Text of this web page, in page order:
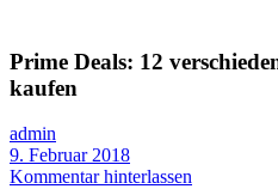
Prime Deals: 12
kaufen
admin
9. Februar 2018
Kommentar hinterlassen